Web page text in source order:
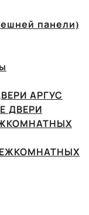
панели)
АРГУС
ДВЕРИ